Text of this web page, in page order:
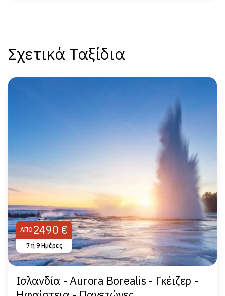
Σχετικά Ταξίδια
ΑΠΌ 2490 €
7 ή 9 Ημέρες
Ισλανδία - Aurora Borealis - Γκέιζερ -